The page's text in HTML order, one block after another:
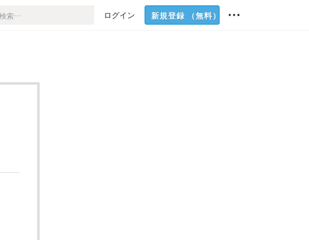
ログイン 新規登録 （無料）